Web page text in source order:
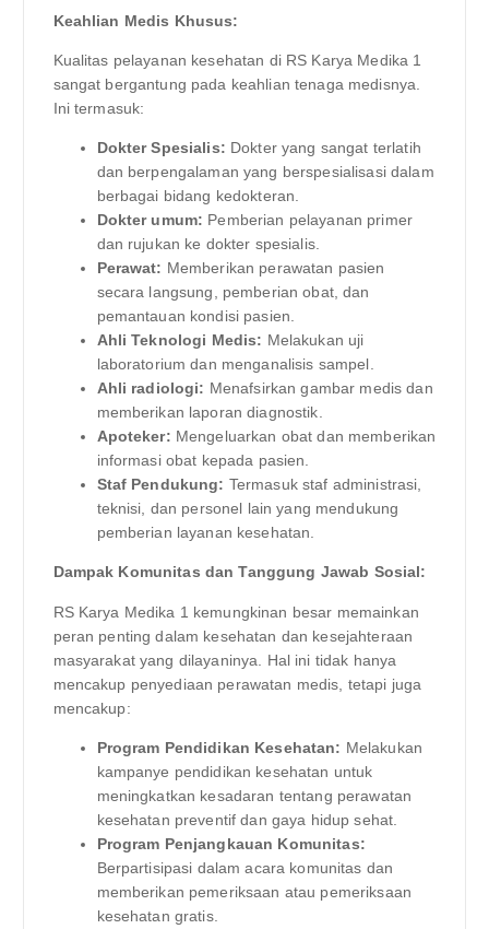
Keahlian Medis Khusus:
Kualitas pelayanan kesehatan di RS Karya Medika 1
sangat bergantung pada keahlian tenaga medisnya.
Ini termasuk:
Dokter Spesialis: Dokter yang sangat terlatih
dan berpengalaman yang berspesialisasi dalam
berbagai bidang kedokteran.
Dokter umum: Pemberian pelayanan primer
dan rujukan ke dokter spesialis.
Perawat: Memberikan perawatan pasien
secara langsung, pemberian obat, dan
pemantauan kondisi pasien.
Ahli Teknologi Medis: Melakukan uji
laboratorium dan menganalisis sampel.
Ahli radiologi: Menafsirkan gambar medis dan
memberikan laporan diagnostik.
Apoteker: Mengeluarkan obat dan memberikan
informasi obat kepada pasien.
Staf Pendukung: Termasuk staf administrasi,
teknisi, dan personel lain yang mendukung
pemberian layanan kesehatan.
Dampak Komunitas dan Tanggung Jawab Sosial:
RS Karya Medika 1 kemungkinan besar memainkan
peran penting dalam kesehatan dan kesejahteraan
masyarakat yang dilayaninya. Hal ini tidak hanya
mencakup penyediaan perawatan medis, tetapi juga
mencakup:
Program Pendidikan Kesehatan: Melakukan
kampanye pendidikan kesehatan untuk
meningkatkan kesadaran tentang perawatan
kesehatan preventif dan gaya hidup sehat.
Program Penjangkauan Komunitas:
Berpartisipasi dalam acara komunitas dan
memberikan pemeriksaan atau pemeriksaan
kesehatan gratis.